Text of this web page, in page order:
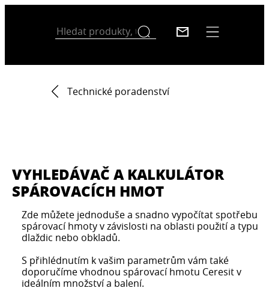
Technické poradenství
VYHLEDÁVAČ A KALKULÁTOR
SPÁROVACÍCH HMOT
Zde můžete jednoduše a snadno vypočítat spotřebu
spárovací hmoty v závislosti na oblasti použití a typu
dlaždic nebo obkladů.
S přihlédnutím k vašim parametrům vám také
doporučíme vhodnou spárovací hmotu Ceresit v
ideálním množství a balení.